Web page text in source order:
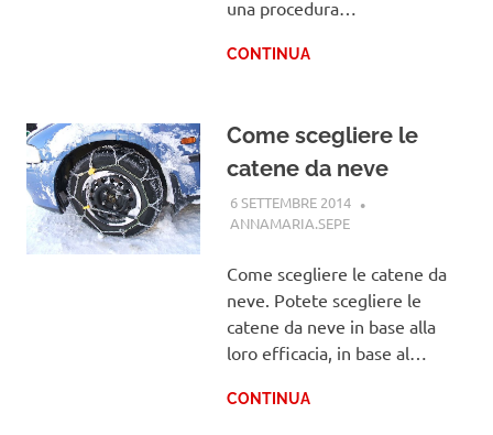
una procedura…
CONTINUA
Come scegliere le
catene da neve
6 SETTEMBRE 2014
ANNAMARIA.SEPEGUIDE
Come scegliere le catene da
neve. Potete scegliere le
catene da neve in base alla
loro efficacia, in base al…
CONTINUA